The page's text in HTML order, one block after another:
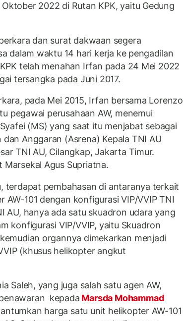
2022 di Rutan KPK, yaitu Gedung
dan surat dakwaan segera
dalam waktu 14 hari kerja ke pengadilan
telah menahan Irfan pada 24 Mei 2022
tersangka pada Juni 2017.
pada Mei 2015, Irfan bersama Lorenzo
pegawai perusahaan AW, menemui
(MS) yang saat itu menjabat sebagai
dan Anggaran (Asrena) Kepala TNI AU
TNI AU, Cilangkap, Jakarta Timur.
Marsekal Agus Supriatna.
terdapat pembahasan di antaranya terkait
AW-101 dengan konfigurasi VIP/VVIP TNI
AU, hanya ada satu skuadron udara yang
konfigurasi VIP/VVIP, yaitu Skuadron
organnya dimekarkan menjadi
(khusus helikopter angkut
Saleh, yang juga salah satu agen AW,
kepada Marsda Mohammad
harga satu unit helikopter AW-101